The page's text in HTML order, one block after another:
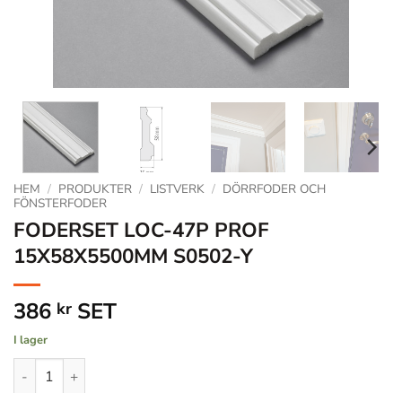
HEM / PRODUKTER / LISTVERK / DÖRRFODER OCH
FÖNSTERFODER
FODERSET LOC-47P PROF
15X58X5500MM S0502-Y
386 kr SET
I lager
FODERSET LOC-47P PROF 15X58X5500MM S0502-Y mängd